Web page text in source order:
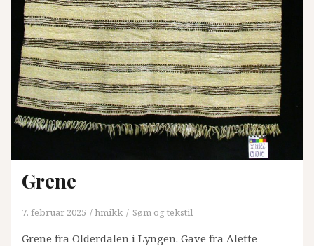
Grene
7. februar 2025 hmikk Søm og tekstil
Grene fra Olderdalen i Lyngen. Gave fra Alette